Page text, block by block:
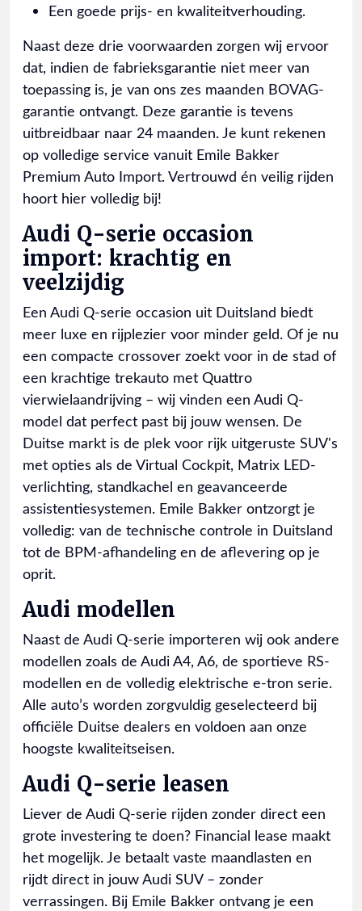
Een goede prijs- en kwaliteitverhouding.
Naast deze drie voorwaarden zorgen wij ervoor
dat, indien de fabrieksgarantie niet meer van
toepassing is, je van ons zes maanden BOVAG-
garantie ontvangt. Deze garantie is tevens
uitbreidbaar naar 24 maanden. Je kunt rekenen
op volledige service vanuit Emile Bakker
Premium Auto Import. Vertrouwd én veilig rijden
hoort hier volledig bij!
Audi Q-serie occasion
import: krachtig en
veelzijdig
Een Audi Q-serie occasion uit Duitsland biedt
meer luxe en rijplezier voor minder geld. Of je nu
een compacte crossover zoekt voor in de stad of
een krachtige trekauto met Quattro
vierwielaandrijving – wij vinden een Audi Q-
model dat perfect past bij jouw wensen. De
Duitse markt is de plek voor rijk uitgeruste SUV's
met opties als de Virtual Cockpit, Matrix LED-
verlichting, standkachel en geavanceerde
assistentiesystemen. Emile Bakker ontzorgt je
volledig: van de technische controle in Duitsland
tot de BPM-afhandeling en de aflevering op je
oprit.
Audi modellen
Naast de Audi Q-serie importeren wij ook andere
modellen zoals de Audi A4, A6, de sportieve RS-
modellen en de volledig elektrische e-tron serie.
Alle auto’s worden zorgvuldig geselecteerd bij
officiële Duitse dealers en voldoen aan onze
hoogste kwaliteitseisen.
Audi Q-serie leasen
Liever de Audi Q-serie rijden zonder direct een
grote investering te doen? Financial lease maakt
het mogelijk. Je betaalt vaste maandlasten en
rijdt direct in jouw Audi SUV – zonder
verrassingen. Bij Emile Bakker ontvang je een